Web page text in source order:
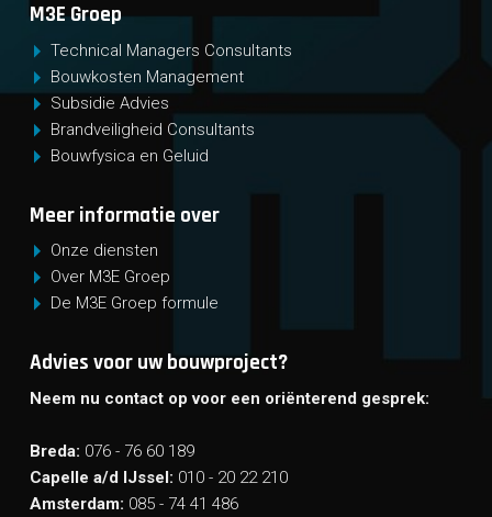
M3E Groep
Technical Managers Consultants
Bouwkosten Management
Subsidie Advies
Brandveiligheid Consultants
Bouwfysica en Geluid
Meer informatie over
Onze diensten
Over M3E Groep
De M3E Groep formule
Advies voor uw bouwproject?
Neem nu contact op voor een oriënterend gesprek:
Breda: 076 - 76 60 189
Capelle a/d IJssel: 010 - 20 22 210
Amsterdam: 085 - 74 41 486